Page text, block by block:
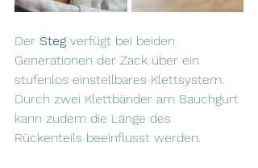
Der Steg verfügt bei beiden
Generationen der Zack über ein
stufenlos einstellbares Klettsystem.
Durch zwei Klettbänder am Bauchgurt
kann zudem die Länge des
Rückenteils beeinflusst werden.